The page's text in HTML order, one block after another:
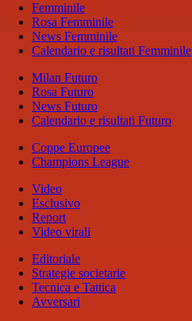
Femminile
Rosa Femminile
News Femminile
Calendario e risultati Femminile
Milan Futuro
Rosa Futuro
News Futuro
Calendario e risultati Futuro
Coppe Europee
Champions League
Video
Esclusivo
Report
Video virali
Editoriale
Strategie societarie
Tecnica e Tattica
Avversari